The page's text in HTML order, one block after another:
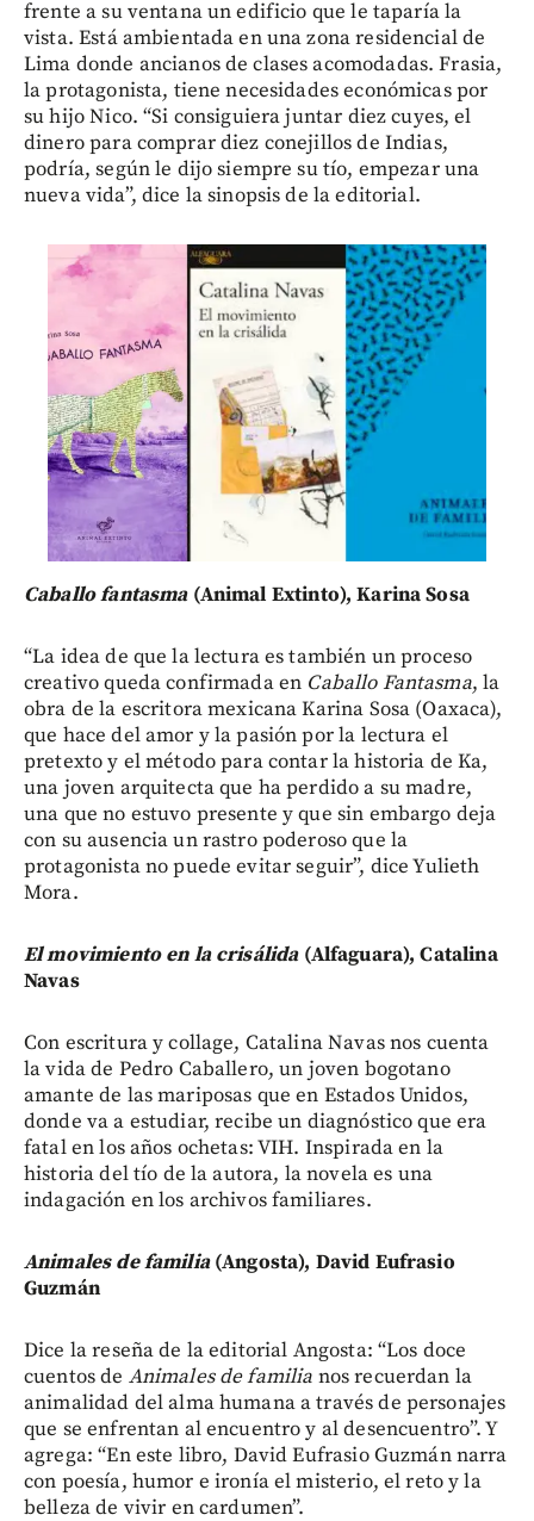
frente a su ventana un edificio que le taparía la
vista. Está ambientada en una zona residencial de
Lima donde ancianos de clases acomodadas. Frasia,
la protagonista, tiene necesidades económicas por
su hijo Nico. “Si consiguiera juntar diez cuyes, el
dinero para comprar diez conejillos de Indias,
podría, según le dijo siempre su tío, empezar una
nueva vida”, dice la sinopsis de la editorial.
Caballo fantasma(Animal Extinto), Karina Sosa
“La idea de que la lectura es también un proceso
creativo queda confirmada en Caballo Fantasma, la
obra de la escritora mexicana Karina Sosa (Oaxaca),
que hace del amor y la pasión por la lectura el
pretexto y el método para contar la historia de Ka,
una joven arquitecta que ha perdido a su madre,
una que no estuvo presente y que sin embargo deja
con su ausencia un rastro poderoso que la
protagonista no puede evitar seguir”, dice Yulieth
Mora.
El movimiento en la crisálida(Alfaguara), Catalina
Navas
Con escritura y collage, Catalina Navas nos cuenta
la vida de Pedro Caballero, un joven bogotano
amante de las mariposas que en Estados Unidos,
donde va a estudiar, recibe un diagnóstico que era
fatal en los años ochetas: VIH. Inspirada en la
historia del tío de la autora, la novela es una
indagación en los archivos familiares.
Animales de familia(Angosta), David Eufrasio
Guzmán
Dice la reseña de la editorial Angosta: “Los doce
cuentos de Animales de familia nos recuerdan la
animalidad del alma humana a través de personajes
que se enfrentan al encuentro y al desencuentro”. Y
agrega: “En este libro, David Eufrasio Guzmán narra
con poesía, humor e ironía el misterio, el reto y la
belleza de vivir en cardumen”.